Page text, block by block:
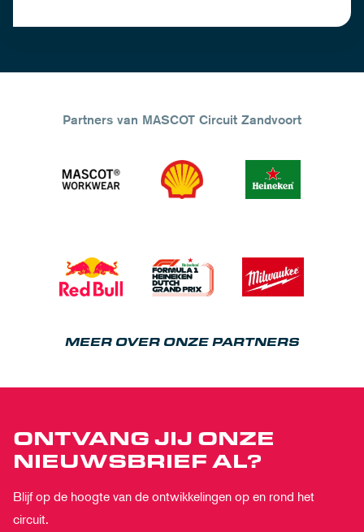
Partners van MASCOT Circuit Zandvoort
MEER OVER ONZE PARTNERS
ONTVANG JIJ ONZE
NIEUWSBRIEF AL?
Blijf op de hoogte van de ontwikkelingen op en rond het
circuit.